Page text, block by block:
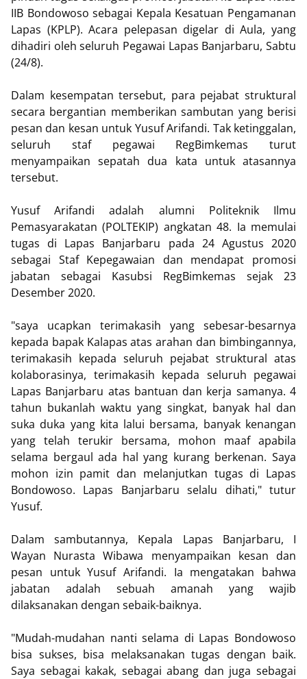
IIB Bondowoso sebagai Kepala Kesatuan Pengamanan
Lapas (KPLP). Acara pelepasan digelar di Aula, yang
dihadiri oleh seluruh Pegawai Lapas Banjarbaru, Sabtu
(24/8).
Dalam kesempatan tersebut, para pejabat struktural
secara bergantian memberikan sambutan yang berisi
pesan dan kesan untuk Yusuf Arifandi. Tak ketinggalan,
seluruh staf pegawai RegBimkemas turut
menyampaikan sepatah dua kata untuk atasannya
tersebut.
Yusuf Arifandi adalah alumni Politeknik Ilmu
Pemasyarakatan (POLTEKIP) angkatan 48. Ia memulai
tugas di Lapas Banjarbaru pada 24 Agustus 2020
sebagai Staf Kepegawaian dan mendapat promosi
jabatan sebagai Kasubsi RegBimkemas sejak 23
Desember 2020.
"saya ucapkan terimakasih yang sebesar-besarnya
kepada bapak Kalapas atas arahan dan bimbingannya,
terimakasih kepada seluruh pejabat struktural atas
kolaborasinya, terimakasih kepada seluruh pegawai
Lapas Banjarbaru atas bantuan dan kerja samanya. 4
tahun bukanlah waktu yang singkat, banyak hal dan
suka duka yang kita lalui bersama, banyak kenangan
yang telah terukir bersama, mohon maaf apabila
selama bergaul ada hal yang kurang berkenan. Saya
mohon izin pamit dan melanjutkan tugas di Lapas
Bondowoso. Lapas Banjarbaru selalu dihati," tutur
Yusuf.
Dalam sambutannya, Kepala Lapas Banjarbaru, I
Wayan Nurasta Wibawa menyampaikan kesan dan
pesan untuk Yusuf Arifandi. Ia mengatakan bahwa
jabatan adalah sebuah amanah yang wajib
dilaksanakan dengan sebaik-baiknya.
"Mudah-mudahan nanti selama di Lapas Bondowoso
bisa sukses, bisa melaksanakan tugas dengan baik.
Saya sebagai kakak, sebagai abang dan juga sebagai